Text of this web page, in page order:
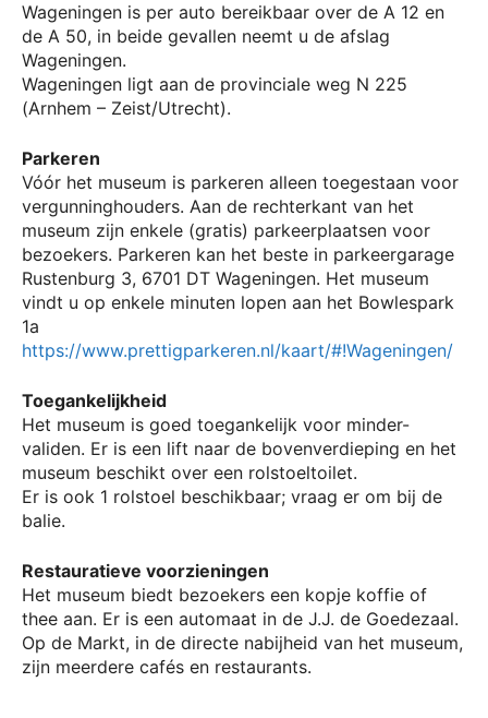
Wageningen is per auto bereikbaar over de A 12 en
de A 50, in beide gevallen neemt u de afslag
Wageningen.
Wageningen ligt aan de provinciale weg N 225
(Arnhem – Zeist/Utrecht).
Parkeren
Vóór het museum is parkeren alleen toegestaan voor
vergunninghouders. Aan de rechterkant van het
museum zijn enkele (gratis) parkeerplaatsen voor
bezoekers. Parkeren kan het beste in parkeergarage
Rustenburg 3, 6701 DT Wageningen. Het museum
vindt u op enkele minuten lopen aan het Bowlespark
1a
https://www.prettigparkeren.nl/kaart/#!Wageningen/
Toegankelijkheid
Het museum is goed toegankelijk voor minder-
validen. Er is een lift naar de bovenverdieping en het
museum beschikt over een rolstoeltoilet.
Er is ook 1 rolstoel beschikbaar; vraag er om bij de
balie.
Restauratieve voorzieningen
Het museum biedt bezoekers een kopje koffie of
thee aan. Er is een automaat in de J.J. de Goedezaal.
Op de Markt, in de directe nabijheid van het museum,
zijn meerdere cafés en restaurants.